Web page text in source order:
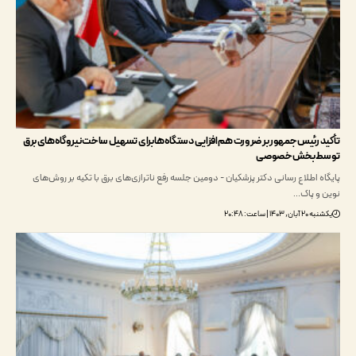
رئیس جمهور بر ضرورت هم‌افزایی دستگاه‌ها برای تسهیل ساخت نیروگاه‌های برق
بخش خصوصی
اطلاع رسانی دکتر پزشکیان - دومین جلسه رفع ناترازی‌های برق با تکیه بر روش‌های
پاک…